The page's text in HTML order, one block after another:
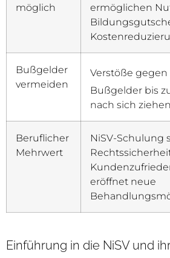
möglich
ermöglichen
Bußgelder
vermeiden
Verstöße gegen
Bußgelder bis
nach sich
Beruflicher
Mehrwert
NiSV-Schulung
eröffnet neue
Einführung in die NiSV und